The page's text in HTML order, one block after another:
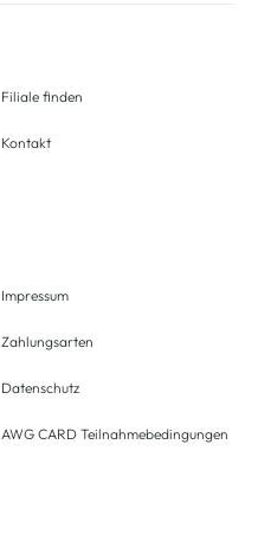
Filiale finden
Kontakt
Impressum
Zahlungsarten
Datenschutz
AWG CARD Teilnahmebedingungen